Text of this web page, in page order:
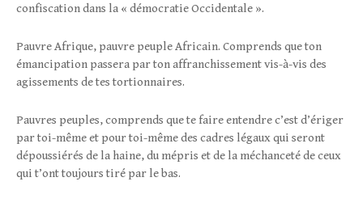
confiscation dans la « démocratie Occidentale ».
Pauvre Afrique, pauvre peuple Africain. Comprends que ton
émancipation passera par ton affranchissement vis-à-vis des
agissements de tes tortionnaires.
Pauvres peuples, comprends que te faire entendre c’est d’ériger
par toi-même et pour toi-même des cadres légaux qui seront
dépoussiérés de la haine, du mépris et de la méchanceté de ceux
qui t’ont toujours tiré par le bas.